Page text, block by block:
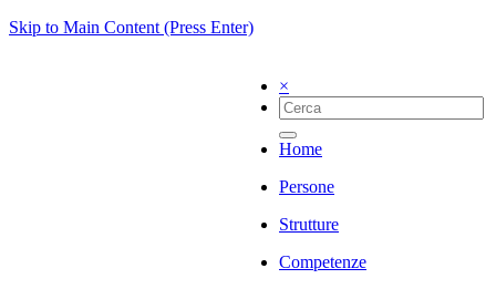
Skip to Main Content (Press Enter)
×
Home
Persone
Strutture
Competenze